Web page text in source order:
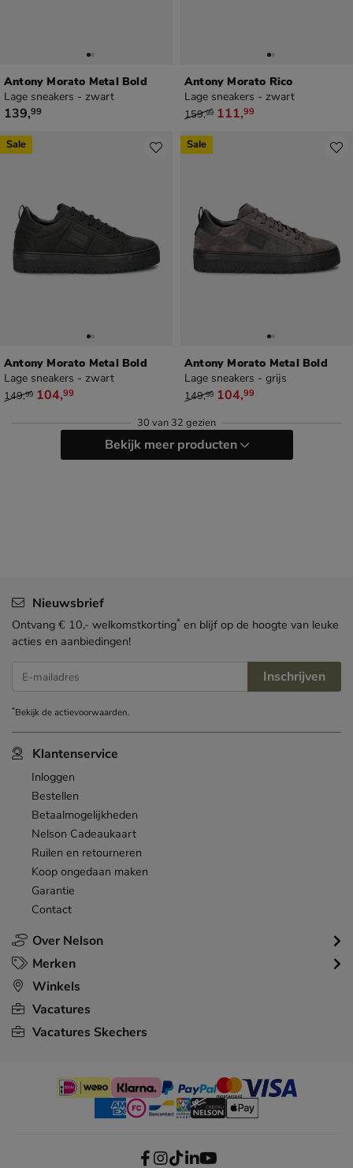
Antony Morato Metal Bold
Lage sneakers - zwart
€ 139,99
139,99
Antony Morato Rico
Lage sneakers - zwart
van € 159,99 voor € 111,99
159,99 111,99
Antony Morato Metal Bold
Lage sneakers - zwart
van € 149,99 voor € 104,99
149,99 104,99
Sale
Antony Morato Metal Bold
Lage sneakers - grijs
van € 149,99 voor € 104,99
149,99 104,99
Sale
30 van 32 gezien
Bekijk meer producten
Over Nelson
Klantenservice
Inloggen
Bestellen
Betaalmogelijkheden
Nelson Cadeaukaart
Ruilen en retourneren
Koop ongedaan maken
Garantie
Contact
Merken
Winkels
Vacatures
Vacatures Skechers
Nieuwsbrief
Ontvang € 10,- welkomstkorting* en blijf op de hoogte van leuke
acties en aanbiedingen!
E-mailadres Inschrijven
*Bekijk deactievoorwaarden.